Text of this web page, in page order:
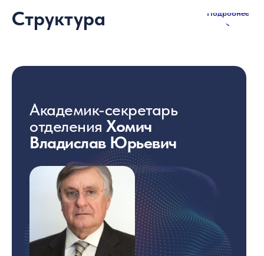
Структура
Подробнее
>
Академик-секретарь
отделения Хомич
Владислав Юрьевич